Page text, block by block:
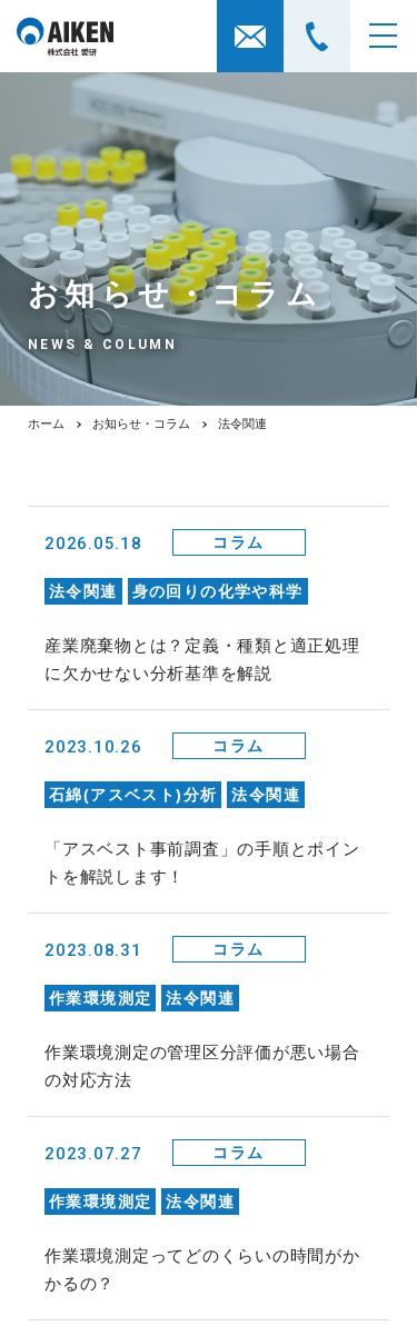
お知らせ・コラム
NEWS & COLUMN
ホーム お知らせ・コラム 法令関連
2026.05.18 コラム
法令関連 身の回りの化学や科学
産業廃棄物とは？定義・種類と適正処理
に欠かせない分析基準を解説
2023.10.26 コラム
石綿(アスベスト)分析 法令関連
「アスベスト事前調査」の手順とポイン
トを解説します！
2023.08.31 コラム
作業環境測定 法令関連
作業環境測定の管理区分評価が悪い場合
の対応方法
2023.07.27 コラム
作業環境測定 法令関連
作業環境測定ってどのくらいの時間がか
かるの？